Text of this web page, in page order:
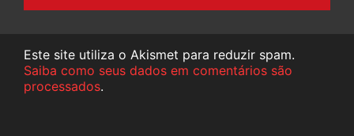
Este site utiliza o Akismet para reduzir spam.
Saiba como seus dados em comentários são
processados.